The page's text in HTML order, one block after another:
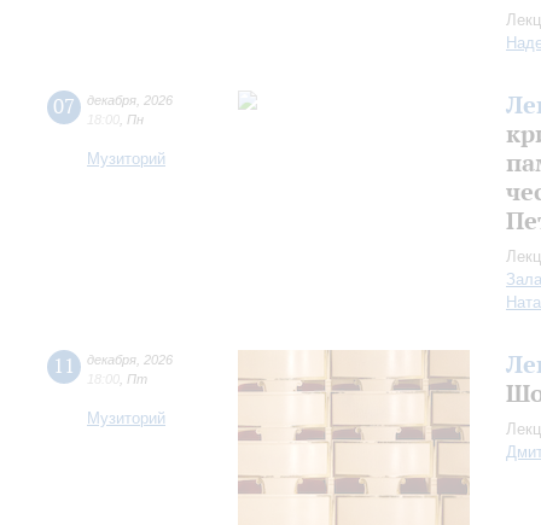
07 декабря 2026
18:00 Пн
Музиторий
11 декабря 2026
18:00 Пт
Музиторий